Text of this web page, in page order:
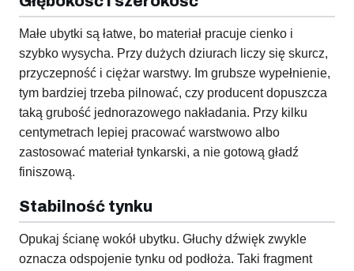
Małe ubytki są łatwe, bo materiał pracuje cienko i
szybko wysycha. Przy dużych dziurach liczy się skurcz,
przyczepność i ciężar warstwy. Im grubsze wypełnienie,
tym bardziej trzeba pilnować, czy producent dopuszcza
taką grubość jednorazowego nakładania. Przy kilku
centymetrach lepiej pracować warstwowo albo
zastosować materiał tynkarski, a nie gotową gładź
finiszową.
Stabilność tynku
Opukaj ścianę wokół ubytku. Głuchy dźwięk zwykle
oznacza odspojenie tynku od podłoża. Taki fragment